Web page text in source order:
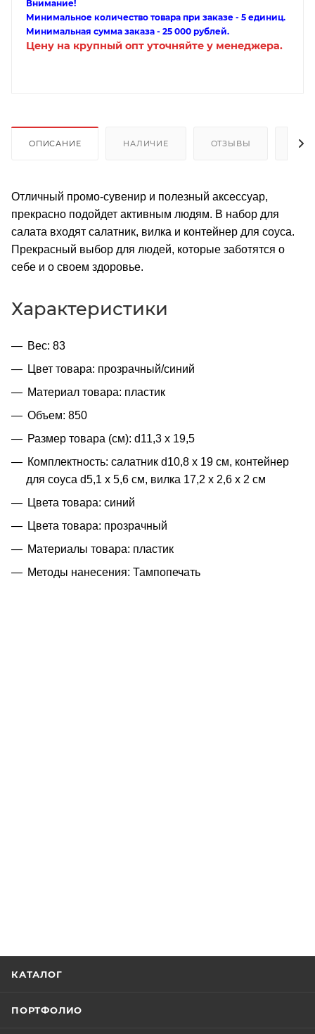
Внимание!
Минимальное количество товара при заказе - 5 единиц.
Минимальная сумма заказа - 25 000 рублей.
Цену на крупный опт уточняйте у менеджера.
ОПИСАНИЕ НАЛИЧИЕ ОТЗЫВЫ
Отличный промо-сувенир и полезный аксессуар,
прекрасно подойдет активным людям. В набор для
салата входят салатник, вилка и контейнер для соуса.
Прекрасный выбор для людей, которые заботятся о
себе и о своем здоровье.
Характеристики
Вес: 83
Цвет товара: прозрачный/синий
Материал товара: пластик
Объем: 850
Размер товара (см): d11,3 х 19,5
Комплектность: салатник d10,8 х 19 см, контейнер
для соуса d5,1 х 5,6 см, вилка 17,2 х 2,6 х 2 см
Цвета товара: синий
Цвета товара: прозрачный
Материалы товара: пластик
Методы нанесения: Тампопечать
КАТАЛОГ
ПОРТФОЛИО